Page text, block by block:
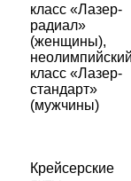
класс «Лазер-
радиал»
(женщины),
класс «Лазер-
стандарт»
(мужчины)
Крейсерские